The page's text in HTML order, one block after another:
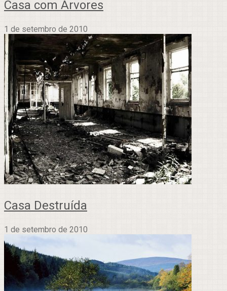
Casa com Árvores
1 de setembro de 2010
Casa Destruída
1 de setembro de 2010